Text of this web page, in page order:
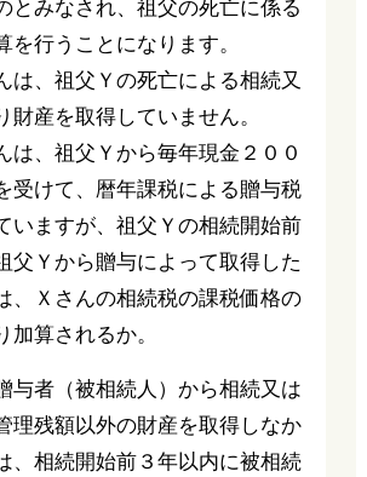
とみなされ、祖父の死亡に係る
を行うことになります。
は、祖父Ｙの死亡による相続又
財産を取得していません。
は、祖父Ｙから毎年現金２００
受けて、暦年課税による贈与税
いますが、祖父Ｙの相続開始前
父Ｙから贈与によって取得した
、Ｘさんの相続税の課税価格の
加算されるか。
与者（被相続人）から相続又は
理残額以外の財産を取得しなか
、相続開始前３年以内に被相続